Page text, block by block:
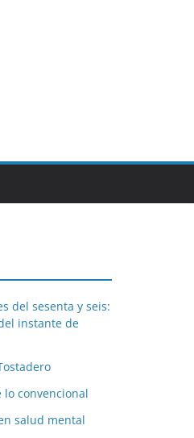
del sesenta y seis:
instante de
lo convencional
salud mental